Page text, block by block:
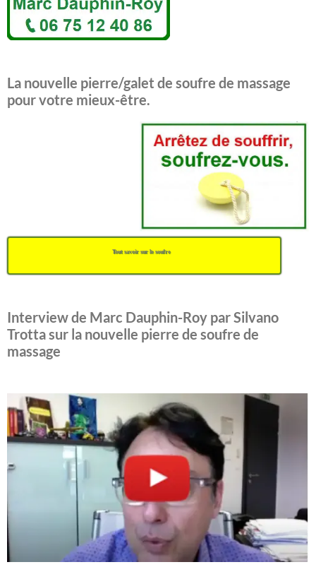
La nouvelle pierre/galet de soufre de massage
pour votre mieux-être.
Tout savoir sur le soufre
Interview de Marc Dauphin-Roy par Silvano
Trotta sur la nouvelle pierre de soufre de
massage